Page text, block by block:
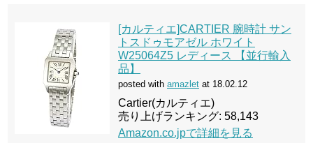
[カルティエ]CARTIER 腕時計 サン
トスドゥモアゼル ホワイト
W25064Z5 レディース 【並行輸入
品】
posted with amazlet at 18.02.12
Cartier(カルティエ)
売り上げランキング: 58,143
Amazon.co.jpで詳細を見る